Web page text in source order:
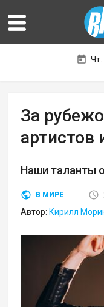
Чт.
За
артистов
Наши таланты
В МИРЕ
Автор: Кирилл